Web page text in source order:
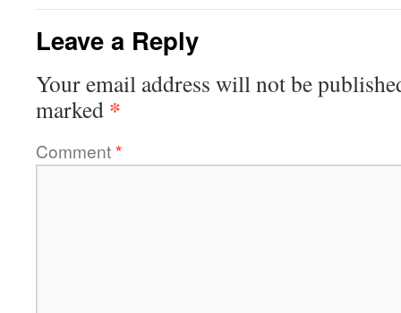
Leave a Reply
Your email address will not be
marked *
Comment*